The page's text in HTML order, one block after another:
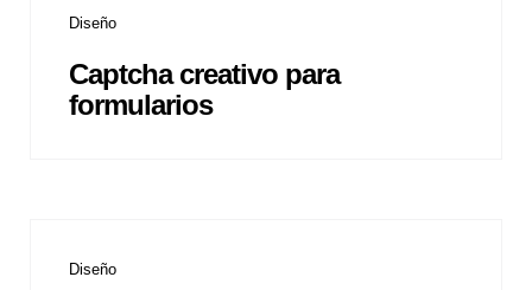
Diseño
Captcha creativo para
formularios
Diseño